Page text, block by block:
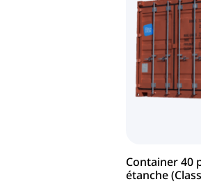
Container 40
étanche